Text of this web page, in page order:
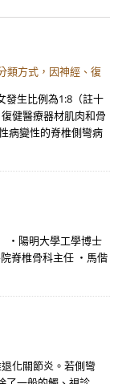
類方式，因神經、復
發生比例為1:8（註十
健醫療器材肌肉和骨
病變性的脊椎側彎病
・陽明大學工學博士
脊椎骨科主任 ・馬偕
化關節炎。若側彎